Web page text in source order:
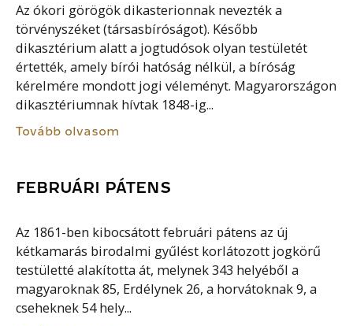
Az ókori görögök dikasterionnak nevezték a
törvényszéket (társasbíróságot). Később
dikasztérium alatt a jogtudósok olyan testületét
értették, amely bírói hatóság nélkül, a bíróság
kérelmére mondott jogi véleményt. Magyarországon
dikasztériumnak hívtak 1848-ig...
Tovább olvasom
FEBRUÁRI PÁTENS
Az 1861-ben kibocsátott februári pátens az új
kétkamarás birodalmi gyűlést korlátozott jogkörű
testületté alakította át, melynek 343 helyéből a
magyaroknak 85, Erdélynek 26, a horvátoknak 9, a
cseheknek 54 hely...